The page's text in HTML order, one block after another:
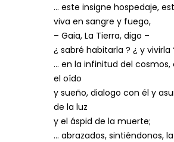
… este insigne hospedaje,
viva en sangre y fuego,
– Gaia, La Tierra, digo –
¿ sabré habitarla ? ¿ y
… en la infinitud del cosmos,
el oído
y sueño, dialogo con él y
de la luz
y el áspid de la muerte;
… abrazados, sintiéndonos,